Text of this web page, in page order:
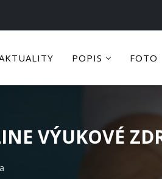
POPIS FOTO
VÝUKOVÉ